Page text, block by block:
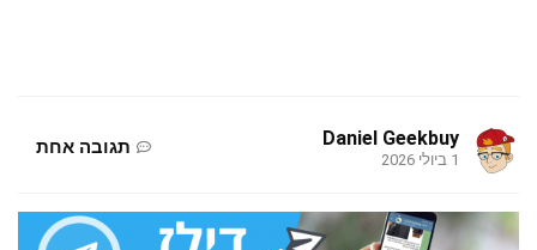
Daniel Geekbuy
1 ביולי 2026
תגובה אחת